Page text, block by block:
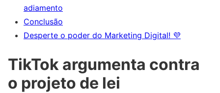
adiamento
Conclusão
Desperte o poder do Marketing Digital! 💜
TikTok argumenta contra
o projeto de lei